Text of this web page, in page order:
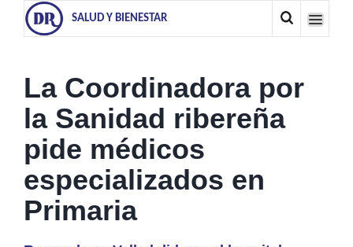
SALUD Y BIENESTAR
La Coordinadora por
la Sanidad ribereña
pide médicos
especializados en
Primaria